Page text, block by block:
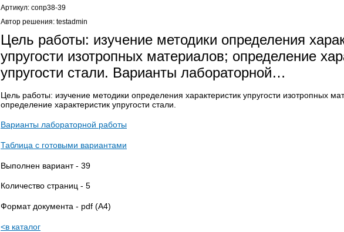
Артикул: сопр38-39
Автор решения: testadmin
Цель работы: изучение методики определения
упругости изотропных материалов; определение
упругости стали. Варианты лабораторной…
Цель работы: изучение методики определения характеристик упругости изотропных
определение характеристик упругости стали.
Варианты лабораторной работы
Таблица с готовыми вариантами
Выполнен вариант - 39
Количество страниц - 5
Формат документа - pdf (A4)
<в каталог